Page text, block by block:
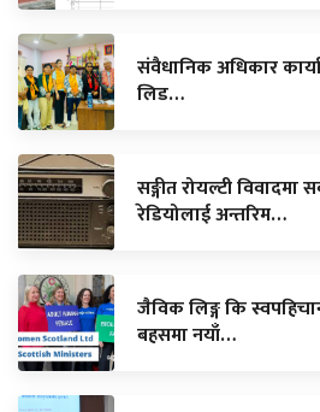
संवैधानिक अधिकार
लिड…
सङ्गीत रोयल्टी विवादमा
रेडियोलाई अन्तरिम…
जैविक लिङ्ग कि
बहसमा नयाँ…